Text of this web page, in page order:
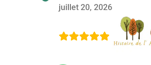
juillet 20, 2026